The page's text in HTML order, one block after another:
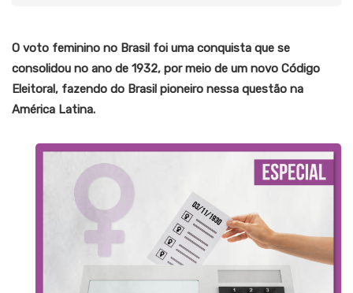
O voto feminino no Brasil foi uma conquista que se
consolidou no ano de 1932, por meio de um novo Código
Eleitoral, fazendo do Brasil pioneiro nessa questão na
América Latina.